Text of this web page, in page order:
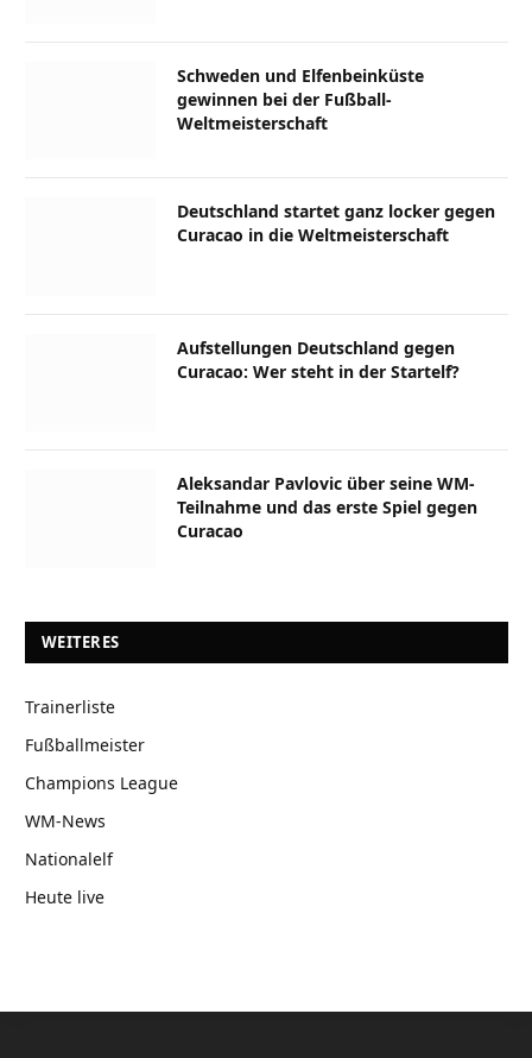
Schweden und Elfenbeinküste
gewinnen bei der Fußball-
Weltmeisterschaft
Deutschland startet ganz locker gegen
Curacao in die Weltmeisterschaft
Aufstellungen Deutschland gegen
Curacao: Wer steht in der Startelf?
Aleksandar Pavlovic über seine WM-
Teilnahme und das erste Spiel gegen
Curacao
WEITERES
Trainerliste
Fußballmeister
Champions League
WM-News
Nationalelf
Heute live